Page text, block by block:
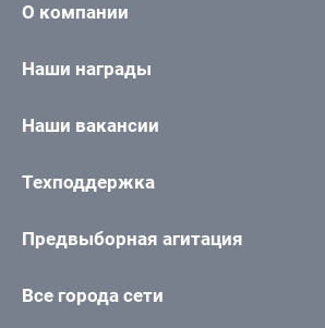
О компании
Наши награды
Наши вакансии
Техподдержка
Предвыборная агитация
Все города сети